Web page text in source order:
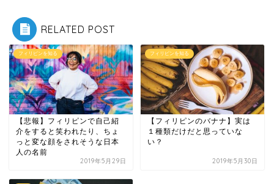
RELATED POST
フィリピンを知る
【悲報】フィリピンで自己紹
介をすると笑われたり、ちょ
っと変な顔をされそうな日本
人の名前
2019年5月29日
フィリピンを知る
【フィリピンのバナナ】実は
１種類だけだと思っていな
い？
2019年5月30日